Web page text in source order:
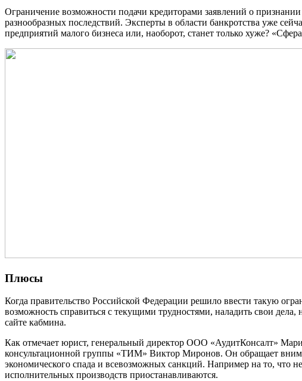
Ограничение возможности подачи кредиторами заявлений о признании должника банкротом — серьезный законодательный шаг, который, естественно, может повлечь за собой череду
разнообразных последствий. Эксперты в области банкротства уже
предприятий малого бизнеса или, наоборот, станет только хуже?
Плюсы
Когда правительство Российской Федерации решило ввести такую ограничительную меру, его поддержали в юридических кругах. «Фактически мораторий предоставит должникам
возможность справиться с текущими трудностями, наладить свои
сайте кабмина.
Как отмечает юрист, генеральный директор ООО «АудитКонсалт»
консультационной группы «ТИМ» Виктор Миронов. Он обращает
экономического спада и всевозможных санкций. Например на то, что
исполнительных производств приостанавливаются.